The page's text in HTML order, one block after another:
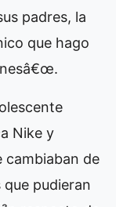
padres, la
que hago
Nike y
cambiaban de
que pudieran